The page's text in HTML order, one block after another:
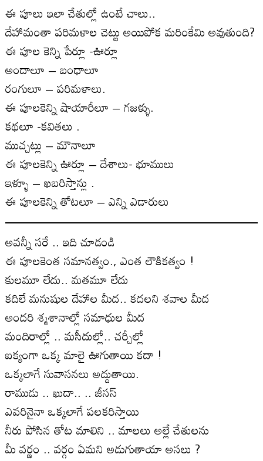
ఈ పూలు ఇలా చేతుల్లో ఉంటే చాలు..
దేహామంతా పరిమళాల చెట్టు అయిపోక మరింకేమి అవుతుంది?
ఈ పూల కెన్ని పేర్లూ -ఊర్లూ
అందాలూ – బంధాలూ
రంగులూ – పరిమళాలు.
ఈ పూలకెన్ని షాయారీలూ – గజళ్ళు.
కథలూ -కవితలు .
ముచ్చట్లు – మౌనాలూ
ఈ పూలకెన్ని ఊర్లూ – దేశాలు- భూములు
ఇళ్ళూ – ఖబరిస్తాన్లు .
ఈ పూలకెన్ని తోటలూ – ఎన్ని ఎడారులు
అవన్నీ సరే .. ఇది చూడండి
ఈ పూలకెంత సమానత్వం., ఎంత లౌకికత్వం !
కులమూ లేదు.. మతమూ లేదు
కదిలే మనుషుల దేహాల మీద.. కదలని శవాల మీద
అందరి శ్మశానాల్లో సమాధుల మీద
మందిరాల్లో .. మసీదుల్లో.. చర్చీల్లో
ఐక్యంగా ఒక్క మాలై ఊగుతాయి కదా !
ఒక్కలాగే సువాసనలు అద్దుతాయి.
రాముడు .. ఖుదా.. .. జీసస్
ఎవరినైనా ఒక్కలాగే పలకరిస్తాయి
నీరు పోసిన తోట మాలిని .. మాలలు అల్లే చేతులను
మీ వర్ణం .. వర్గం ఏమని అడుగుతాయా అసలు ?